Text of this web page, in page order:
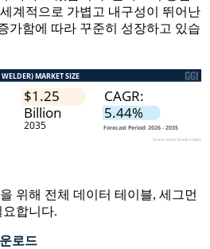
계적으로 가볍고 내구성이 뛰어난
가함에 따라 꾸준히 성장하고 있습
위해 전체 데이터 테이블, 세그먼
요합니다.
로드